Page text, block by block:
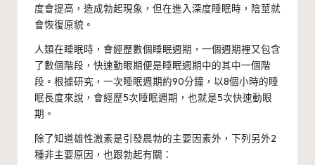
度會提高，造成勃起現象，但在進入深度睡眠時，陰莖就
會恢復原貌。
人類在睡眠時，會經歷數個睡眠週期，一個週期裡又包含
了數個階段，快速動眼期便是睡眠週期中的其中一個階
段。根據研究，一次睡眠週期約90分鐘，以8個小時的睡
眠長度來說，會經歷5次睡眠週期，也就是5次快速動眼
期。
除了知道雄性激素是引發晨勃的主要因素外，下列另外2
種非主要原因，也跟勃起有關：